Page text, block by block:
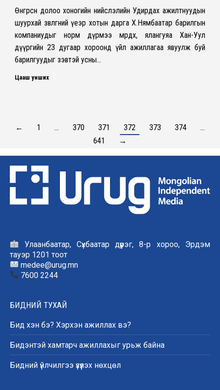
Өнгөрсөн долоо хоногийн нийслэлийн Удирдах ажилтнуудын
шуурхай зөвлөгөөний үеэр хотын дарга Х.Нямбаатар барилгын
компаниудыг норм дүрмээ мөрдөх, ялангуяа Хан-Уул
дүүргийн 23 дугаар хороонд үйл ажиллагаа явуулж буй
барилгуудыг зэвтэй усны…
Цааш унших
← 1 … 370 371 372 373 374
…
641
→
Улаанбаатар, Сүхбаатар дүүрэг, 8-р хороо, Эрдэм
тауэр 1201 тоот
medee@urug.mn
7600 2244
БИДНИЙ ТУХАЙ
Бид хэн бэ? Хэрхэн ажиллах вэ?
Бидэнтэй хамтарч ажиллахыг урьж байна
Бидний үйлчилгээ үзүүлэх нөхцөл